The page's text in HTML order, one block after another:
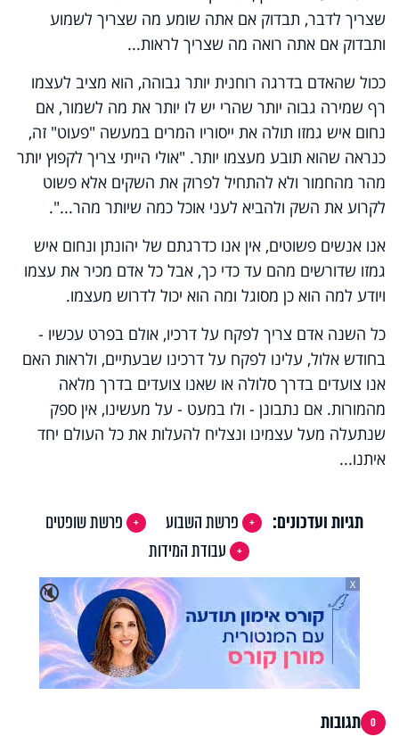
שצריך לדבר, תבדוק אם אתה שומע מה שצריך לשמוע
ותבדוק אם אתה רואה מה שצריך לראות...
ככול שהאדם בדרגה רוחנית יותר גבוהה, הוא מציב לעצמו
רף שמירה גבוה יותר שהרי יש לו יותר את מה לשמור, אם
נחום איש גמזו תולה את ייסוריו המרים במעשה "פעוט" זה,
כנראה שהוא תובע מעצמו יותר. "אולי הייתי צריך לקפוץ יותר
מהר מהחמור ולא להתחיל לפרוק את השקים אלא פשוט
לקרוע את השק ולהביא לעני אוכל כמה שיותר מהר...".
אנו אנשים פשוטים, אין אנו כדרגתם של יהונתן ונחום איש
גמזו שדורשים מהם עד כדי כך, אבל כל אדם מכיר את עצמו
ויודע למה הוא כן מסוגל ומה הוא יכול לדרוש מעצמו.
כל השנה אדם צריך לפקח על דרכיו, אולם בפרט עכשיו -
בחודש אלול, עלינו לפקח על דרכינו שבעתיים, ולראות האם
אנו צועדים בדרך סלולה או שאנו צועדים בדרך מלאה
מהמורות. אם נתבונן - ולו במעט - על מעשינו, אין ספק
שנתעלה מעל עצמינו ונצליח להעלות את כל העולם יחד
איתנו...
תגיות ועדכונים: פרשת השבוע
פרשת שופטים
עבודת המידות
🔇
X
0 תגובות